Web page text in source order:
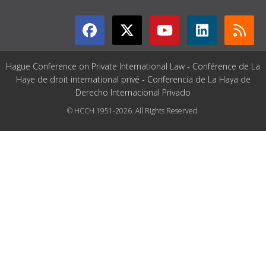
Hague Conference on Private International Law - Conférence de La
Haye de droit international privé - Conferencia de La Haya de
Derecho Internacional Privado
© HCCH 1951-2026. All Rights Reserved.